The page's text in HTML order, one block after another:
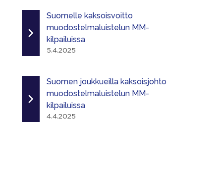
Suomelle kaksoisvoitto
muodostelmaluistelun MM-
kilpailuissa
5.4.2025
Suomen joukkueilla kaksoisjohto
muodostelmaluistelun MM-
kilpailuissa
4.4.2025